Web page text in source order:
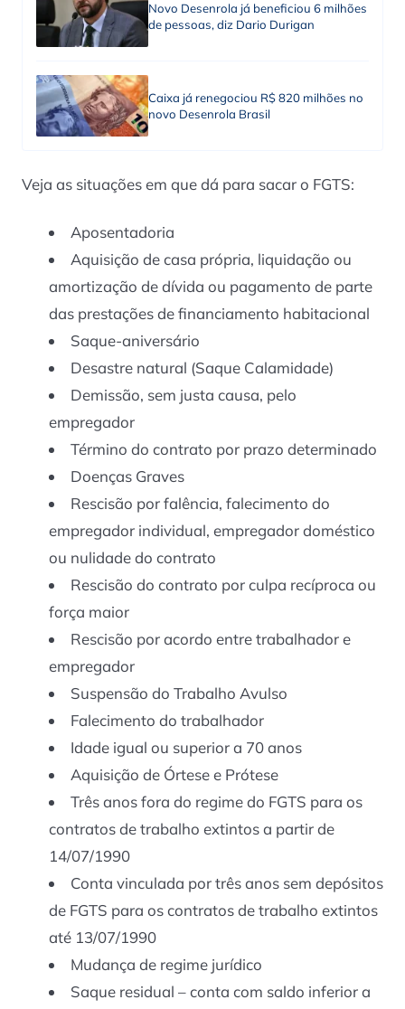
Novo Desenrola já beneficiou 6 milhões
de pessoas, diz Dario Durigan
Caixa já renegociou R$ 820 milhões no
novo Desenrola Brasil
Veja as situações em que dá para sacar o FGTS:
Aposentadoria
Aquisição de casa própria, liquidação ou
amortização de dívida ou pagamento de parte
das prestações de financiamento habitacional
Saque-aniversário
Desastre natural (Saque Calamidade)
Demissão, sem justa causa, pelo
empregador
Término do contrato por prazo determinado
Doenças Graves
Rescisão por falência, falecimento do
empregador individual, empregador doméstico
ou nulidade do contrato
Rescisão do contrato por culpa recíproca ou
força maior
Rescisão por acordo entre trabalhador e
empregador
Suspensão do Trabalho Avulso
Falecimento do trabalhador
Idade igual ou superior a 70 anos
Aquisição de Órtese e Prótese
Três anos fora do regime do FGTS para os
contratos de trabalho extintos a partir de
14/07/1990
Conta vinculada por três anos sem depósitos
de FGTS para os contratos de trabalho extintos
até 13/07/1990
Mudança de regime jurídico
Saque residual – conta com saldo inferior a